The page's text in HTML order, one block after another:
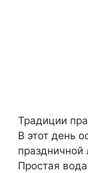
Традиции
В этот день
праздничной
Простая